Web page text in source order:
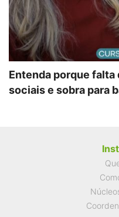
Entenda porque
sociais e sobra para